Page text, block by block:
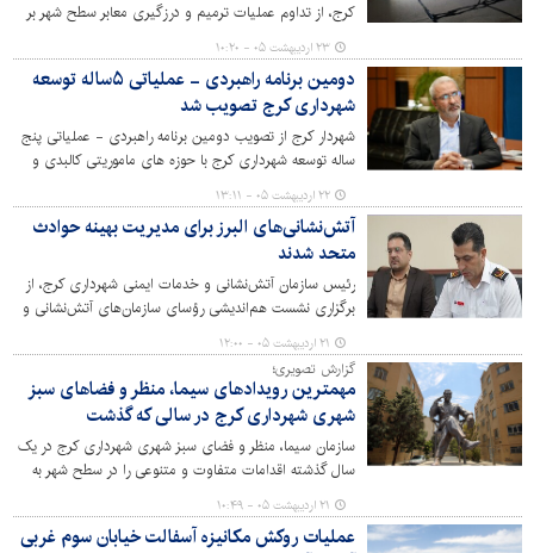
کرج، از تداوم عملیات ترمیم و درزگیری معابر سطح شهر بر
اساس خروجی پایش آسفالت خبر داد.
۲۳ اردیبهشت ۰۵ - ۱۰:۲۰
دومین برنامه راهبردی - عملیاتی ۵ساله توسعه
شهرداری کرج تصویب شد
شهردار کرج از تصویب دومین برنامه راهبردی - عملیاتی پنج
ساله توسعه شهرداری کرج با حوزه های ماموریتی کالبدی و
شهرسازی، محیط زیست و خدمات شهری، ایمنی و مدیریت
بحران، حمل و نقل و ترافیک، خدمات مدیریت، اجتماعی و
فرهنگی در جلسه کمیسیون تلفیق شورای اسلامی شهر کرج
خبر داد.
۲۲ اردیبهشت ۰۵ - ۱۳:۱۱
آتش‌نشانی‌های البرز برای مدیریت بهینه حوادث
متحد شدند
رئیس سازمان آتش‌نشانی و خدمات ایمنی شهرداری کرج، از
برگزاری نشست هم‌اندیشی رؤسای سازمان‌های آتش‌نشانی و
خدمات ایمنی شهرهای استان البرز با محوریت تقویت
هماهنگی‌های عملیاتی، تشکیل کارگروه‌های تخصصی و بررسی
چالش‌های نیروی انسانی، به میزبانی سازمان آتش‌نشانی
مشکین‌دشت خبر داد.
۲۱ اردیبهشت ۰۵ - ۱۲:۰۰
گزارش تصویری؛
مهمترین رویدادهای سیما، منظر و فضاهای سبز
شهری شهرداری کرج در سالی که گذشت
سازمان سیما، منظر و فضای سبز شهری شهرداری کرج در یک
سال گذشته اقدامات متفاوت و متنوعی را در سطح شهر به
انجام رسانده است.
۲۱ اردیبهشت ۰۵ - ۱۰:۴۹
عملیات روکش مکانیزه آسفالت خیابان سوم غربی